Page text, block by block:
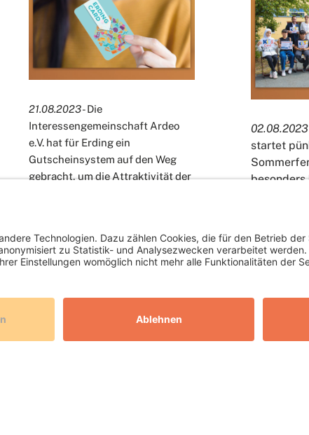
21.08.2023- Die
Interessengemeinschaft Ardeo
e.V. hat für Erding ein
Gutscheinsystem auf den Weg
gebracht, um die Attraktivität der
WEITERLESEN
02.08.2023
startet